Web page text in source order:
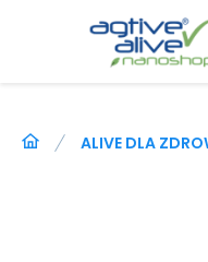
ALIVE DLA